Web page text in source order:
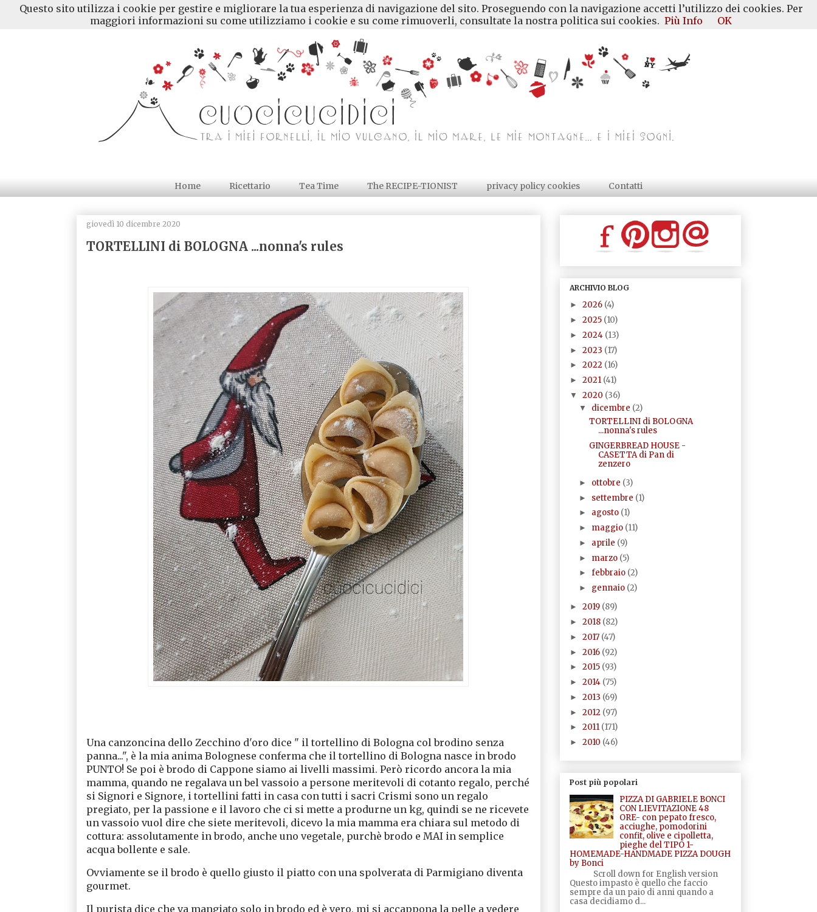
Home Ricettario Tea Time The RECIPE-TIONIST privacy policy cookies Contatti
giovedì 10 dicembre 2020
TORTELLINI di BOLOGNA ...nonna's rules
Una canzoncina dello Zecchino d'oro dice " il tortellino di Bologna col brodino senza
panna...", è la mia anima Bolognese conferma che il tortellino di Bologna nasce in brodo
PUNTO! Se poi è brodo di Cappone siamo ai livelli massimi. Però ricordo ancora la mia
mamma, quando ne regalava un bel vassoio a persone meritevoli di cotanto regalo, perché
si Signori e Signore, i tortellini fatti in casa con tutti i sacri Crismi sono un regalo
pregiato, per la passione e il lavoro che ci si mette a produrne un kg, quindi se ne ricevete
un vassoio vuol dire che siete meritevoli, dicevo la mia mamma era chiara sul metodo di
cottura: assolutamente in brodo, anche uno vegetale, purchè brodo e MAI in semplice
acqua bollente e sale.
Ovviamente se il brodo è quello giusto il piatto con una spolverata di Parmigiano diventa
gourmet.
Il purista dice che va mangiato solo in brodo ed è vero, mi si accappona la pelle a vedere
ARCHIVIO BLOG
► 2026 (4)
► 2025 (10)
► 2024 (13)
► 2023 (17)
► 2022 (16)
► 2021 (41)
▼ 2020 (36)
▼ dicembre (2)
TORTELLINI di BOLOGNA
...nonna's rules
GINGERBREAD HOUSE -
CASETTA di Pan di
zenzero
► ottobre (3)
► settembre (1)
► agosto (1)
► maggio (11)
► aprile (9)
► marzo (5)
►febbraio (2)
► gennaio (2)
► 2019 (89)
► 2018 (82)
► 2017 (47)
► 2016 (92)
► 2015 (93)
► 2014 (75)
► 2013 (69)
► 2012 (97)
► 2011 (171)
► 2010 (46)
Post più popolari
PIZZA DI GABRIELE BONCI
CON LIEVITAZIONE 48
ORE- con pepato fresco,
acciughe, pomodorini
confit, olive e cipolletta,
pieghe del TIPO 1-
HOMEMADE-HANDMADE PIZZA DOUGH
by Bonci
Scroll down for English version
Questo impasto è quello che faccio
sempre da un paio di anni quando a
casa decidiamo d...
Questo sito utilizza i cookie per gestire e migliorare la tua esperienza di navigazione del sito. Proseguendo con la navigazione accetti l’utilizzo dei cookies. Per
maggiori informazioni su come utilizziamo i cookie e su come rimuoverli, consultate la nostra politica sui cookies. Più Info OK